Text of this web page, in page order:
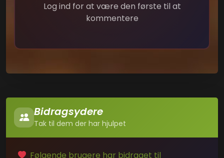
Log ind for at være den første til at
kommentere
Bidragsydere
Tak til dem der har hjulpet
Følgende brugere har bidraget til